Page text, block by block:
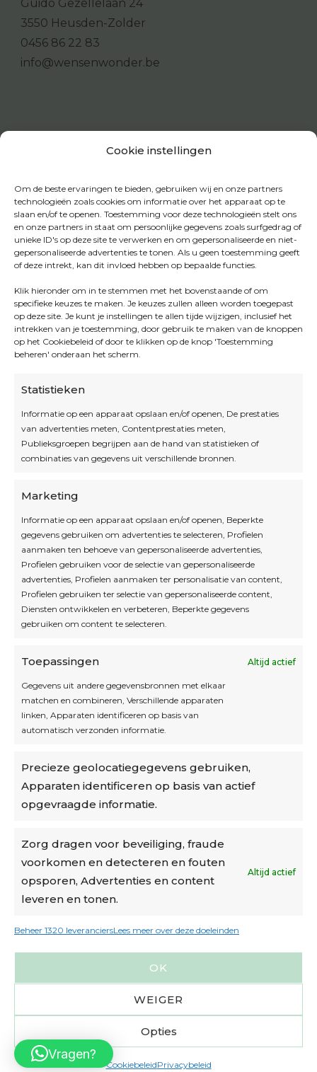
Cookie instellingen
Om de beste ervaringen te bieden, gebruiken wij en onze partners
technologieën zoals cookies om informatie over het apparaat op te
slaan en/of te openen. Toestemming voor deze technologieën stelt ons
en onze partners in staat om persoonlijke gegevens zoals surfgedrag of
unieke ID's op deze site te verwerken en om gepersonaliseerde en niet-
gepersonaliseerde advertenties te tonen. Als u geen toestemming geeft
of deze intrekt, kan dit invloed hebben op bepaalde functies.
Klik hieronder om in te stemmen met het bovenstaande of om
specifieke keuzes te maken. Je keuzes zullen alleen worden toegepast
op deze site. Je kunt je instellingen te allen tijde wijzigen, inclusief het
intrekken van je toestemming, door gebruik te maken van de knoppen
op het Cookiebeleid of door te klikken op de knop 'Toestemming
beheren' onderaan het scherm.
Statistieken
Informatie op een apparaat opslaan en/of openen, De prestaties
van advertenties meten, Contentprestaties meten,
Publieksgroepen begrijpen aan de hand van statistieken of
combinaties van gegevens uit verschillende bronnen.
Marketing
Informatie op een apparaat opslaan en/of openen, Beperkte
gegevens gebruiken om advertenties te selecteren, Profielen
aanmaken ten behoeve van gepersonaliseerde advertenties,
Profielen gebruiken voor de selectie van gepersonaliseerde
advertenties, Profielen aanmaken ter personalisatie van content,
Profielen gebruiken ter selectie van gepersonaliseerde content,
Diensten ontwikkelen en verbeteren, Beperkte gegevens
gebruiken om content te selecteren.
Toepassingen Altijd actief
Gegevens uit andere gegevensbronnen met elkaar
matchen en combineren, Verschillende apparaten
linken, Apparaten identificeren op basis van
automatisch verzonden informatie.
Precieze geolocatiegegevens gebruiken,
Apparaten identificeren op basis van actief
opgevraagde informatie.
Zorg dragen voor beveiliging, fraude
voorkomen en detecteren en fouten
opsporen, Advertenties en content
leveren en tonen.
Altijd actief
Beheer 1320 leveranciersLees meer over deze doeleinden
OK
WEIGER
Opties
CookiebeleidPrivacybeleid
Guido Gezellelaan 24
3550 Heusden-Zolder
0456 86 22 83
info@wensenwonder.be
Openingsuren
Blijf op de hoogte
Interesse in leuke kadotips of toffe acties?
Laat dan hier je mailadres achter.
Algemene voorwaarden
Cookiebeleid
Accountinstellingen
Verzending
€6,50-€7,50 via Bpost
Vragen?